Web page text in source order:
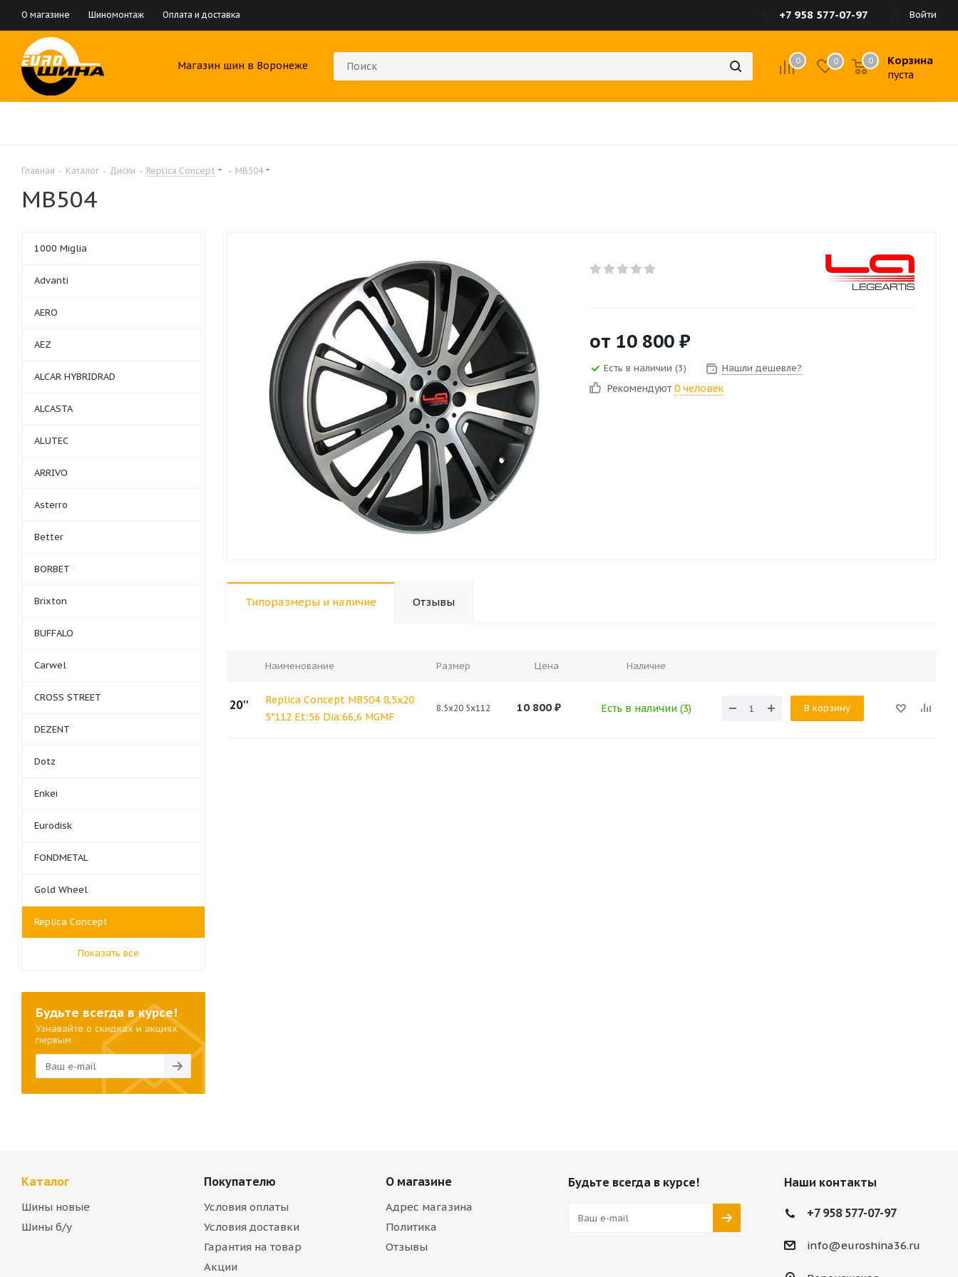
О магазине Шиномонтаж Оплата и доставка Войти
+7 958 577-07-97
Магазин шин в Воронеже 0 0 Корзина
пуста
0
Главная - Каталог - Диски - Replica Concept - MB504
MB504
от 10 800 ₽
Есть в наличии (3) Нашли дешевле?
Рекомендуют 0 человек
Типоразмеры и наличие Отзывы
Наименование Размер Цена Наличие
20''
Replica Concept MB504 8,5x20
5*112 Et:56 Dia:66,6 MGMF
8.5x20 5x112 10 800 ₽ Есть в наличии (3) В корзину
1000 Miglia
Advanti
AERO
AEZ
ALCAR HYBRIDRAD
ALCASTA
ALUTEC
ARRIVO
Asterro
Better
BORBET
Brixton
BUFFALO
Carwel
CROSS STREET
DEZENT
Dotz
Enkei
Eurodisk
FONDMETAL
Gold Wheel
Replica Concept
Показать все
Будьте всегда в курсе!
Узнавайте о скидках и акциях
первым
Каталог
Шины новые
Шины б/у
Покупателю
Условия оплаты
Условия доставки
Гарантия на товар
Акции
О магазине
Адрес магазина
Политика
Отзывы
Будьте всегда в курсе! Наши контакты
+7 958 577-07-97
info@euroshina36.ru